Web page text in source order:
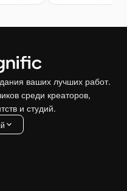
ваших лучших работ.
среди креаторов,
и студий.